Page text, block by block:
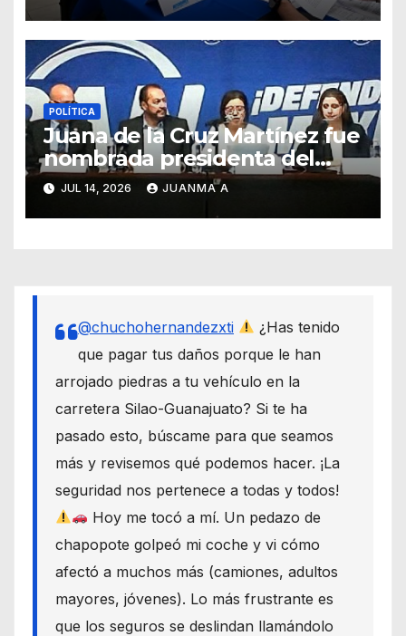
POLÍTICA
Juana de la Cruz Martínez fue
nombrada presidenta del
PAN en Guanajuato
JUL 14, 2026 JUANMA A
@chuchohernandezxti
¿Has tenido
que pagar tus daños porque le han
arrojado piedras a tu vehículo en la
carretera Silao-Guanajuato? Si te ha
pasado esto, búscame para que seamos
más y revisemos qué podemos hacer. ¡La
seguridad nos pertenece a todas y todos!
Hoy me tocó a mí. Un pedazo de
chapopote golpeó mi coche y vi cómo
afectó a muchos más (camiones, adultos
mayores, jóvenes). Lo más frustrante es
que los seguros se deslindan llamándolo